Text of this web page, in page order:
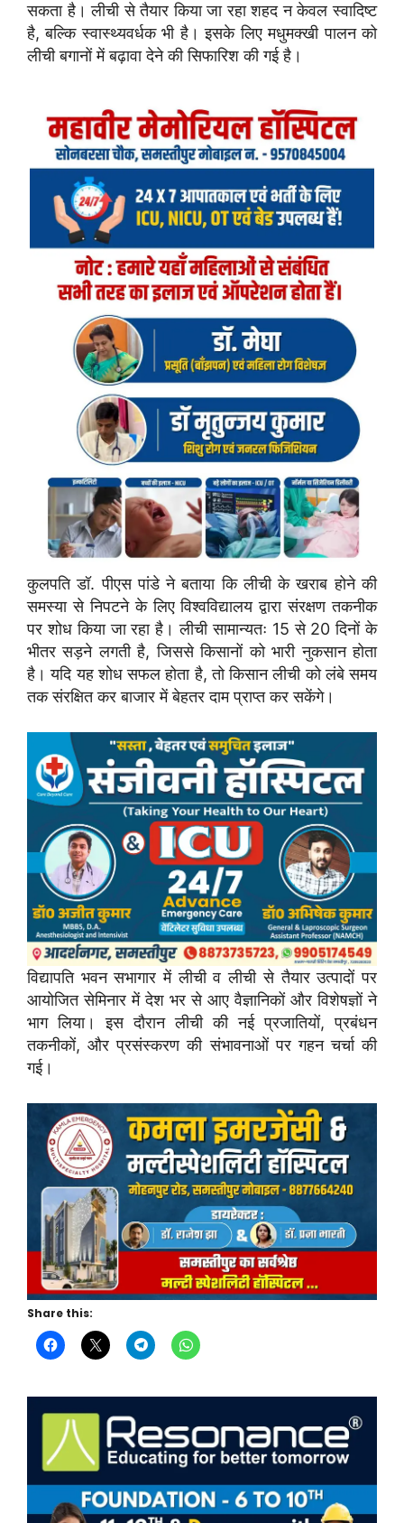
सकता है। लीची से तैयार किया जा रहा शहद न केवल स्वादिष्ट
है, बल्कि स्वास्थ्यवर्धक भी है। इसके लिए मधुमक्खी पालन को
लीची बगानों में बढ़ावा देने की सिफारिश की गई है।
कुलपति डॉ. पीएस पांडे ने बताया कि लीची के खराब होने की
समस्या से निपटने के लिए विश्वविद्यालय द्वारा संरक्षण तकनीक
पर शोध किया जा रहा है। लीची सामान्यतः 15 से 20 दिनों के
भीतर सड़ने लगती है, जिससे किसानों को भारी नुकसान होता
है। यदि यह शोध सफल होता है, तो किसान लीची को लंबे समय
तक संरक्षित कर बाजार में बेहतर दाम प्राप्त कर सकेंगे।
विद्यापति भवन सभागार में लीची व लीची से तैयार उत्पादों पर
आयोजित सेमिनार में देश भर से आए वैज्ञानिकों और विशेषज्ञों ने
भाग लिया। इस दौरान लीची की नई प्रजातियों, प्रबंधन
तकनीकों, और प्रसंस्करण की संभावनाओं पर गहन चर्चा की
गई।
Share this: